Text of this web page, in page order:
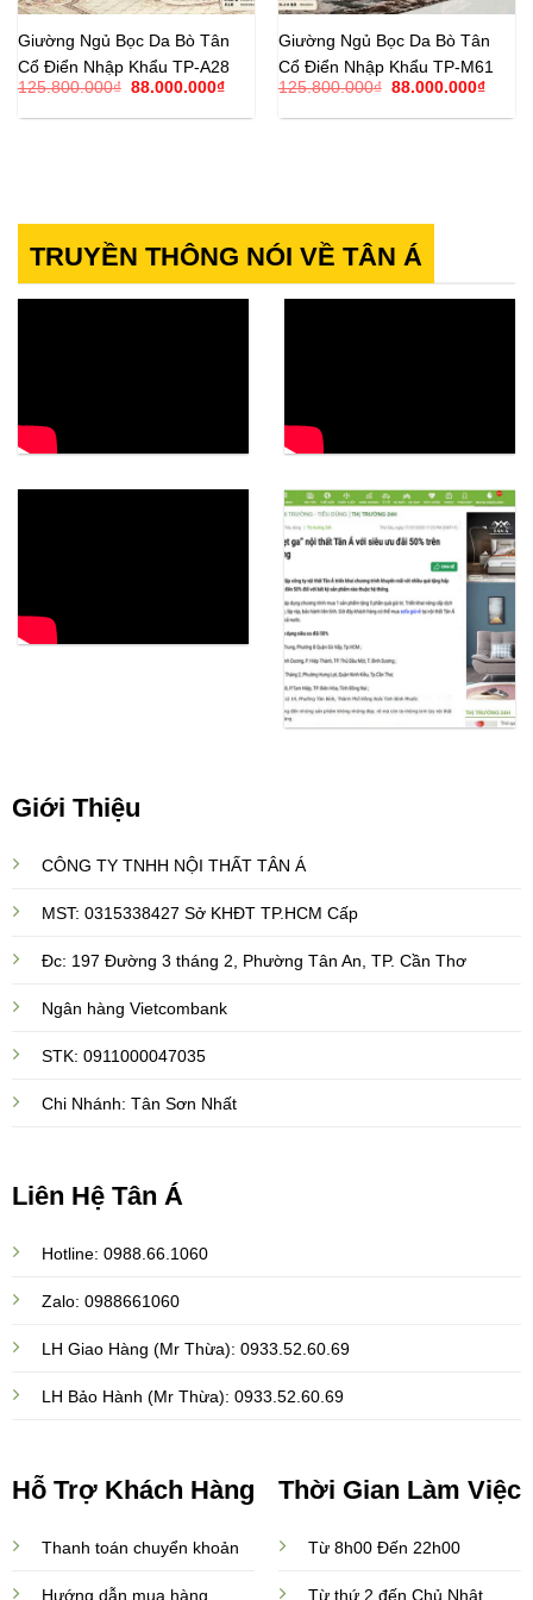
Giường Ngủ Bọc Da Bò Tân
Cổ Điển Nhập Khẩu TP-A28
125.800.000₫ Giá
là:
88.000.000₫Giá
tại
Giường Ngủ Bọc Da Bò Tân
Cổ Điển Nhập Khẩu TP-M61
125.800.000₫ Giá
là:
88.000.000₫Giá
tại
TRUYỀN THÔNG NÓI VỀ TÂN Á
Giới Thiệu
CÔNG TY TNHH NỘI THẤT TÂN Á
MST: 0315338427 Sở KHĐT TP.HCM Cấp
Đc: 197 Đường 3 tháng 2, Phường Tân An, TP. Cần Thơ
Ngân hàng Vietcombank
STK: 0911000047035
Chi Nhánh: Tân Sơn Nhất
Liên Hệ Tân Á
Hotline: 0988.66.1060
Zalo: 0988661060
LH Giao Hàng (Mr Thừa): 0933.52.60.69
LH Bảo Hành (Mr Thừa): 0933.52.60.69
Hỗ Trợ Khách Hàng
Thanh toán chuyển khoản
Hướng dẫn mua hàng
Thời Gian Làm Việc
Từ 8h00 Đến 22h00
Từ thứ 2 đến Chủ Nhật